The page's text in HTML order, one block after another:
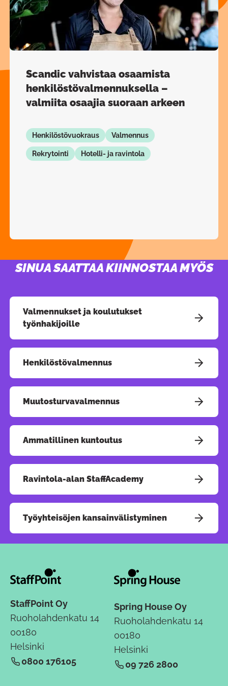
Scandic vahvistaa osaamista
henkilöstövalmennuksella –
valmiita osaajia suoraan arkeen
Henkilöstövuokraus Valmennus
Rekrytointi Hotelli- ja ravintola
SINUA SAATTAA KIINNOSTAA MYÖS
Valmennukset ja koulutukset
työnhakijoille
Henkilöstövalmennus
Muutosturvavalmennus
Ammatillinen kuntoutus
Ravintola-alan StaffAcademy
Työyhteisöjen kansainvälistyminen
StaffPoint Oy
Ruoholahdenkatu 14
00180
Helsinki
0800 176105
Spring House Oy
Ruoholahdenkatu 14
00180
Helsinki
09 726 2800